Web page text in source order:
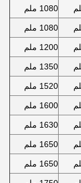
1080 ملم
1080 ملم
1200 ملم
1350 ملم
1520 ملم
1600 ملم
1630 ملم
1650 ملم
1650 ملم